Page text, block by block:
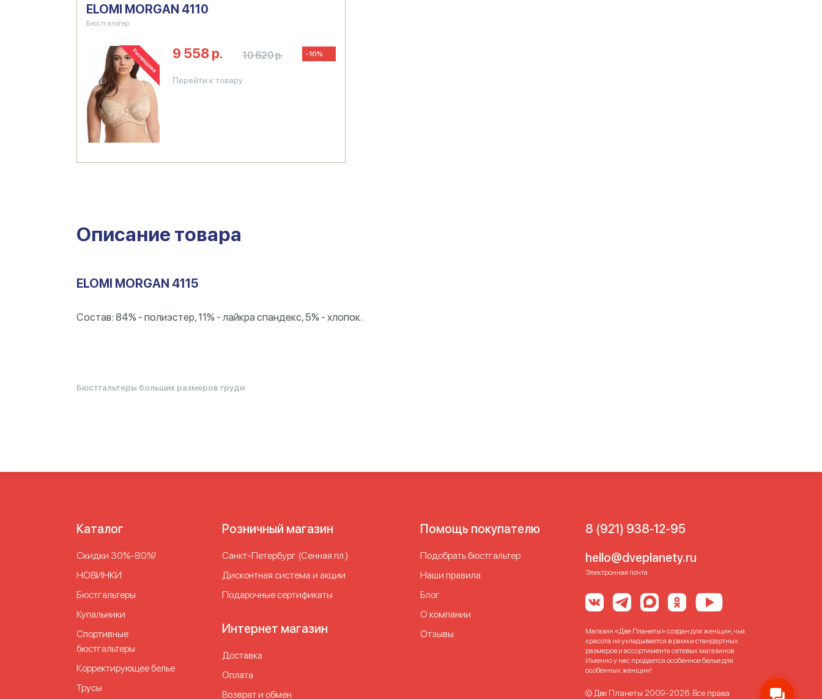
ELOMI MORGAN 4110
Бюстгальтер
9 558 р. 10 620 р. -10%
Перейти к товару
Описание товара
ELOMI MORGAN 4115
Состав: 84% - полиэстер, 11% - лайкра спандекс, 5% - хлопок.
Бюстгальтеры больших размеров груди
Каталог
Скидки 30%-80%!
НОВИНКИ
Бюстгальтеры
Купальники
Спортивные
бюстгальтеры
Корректирующее белье
Трусы
Розничный магазин
Cанкт-Петербург (Сенная пл.)
Дисконтная система и акции
Подарочные сертификаты
Интернет магазин
Доставка
Оплата
Возврат и обмен
Помощь покупателю
Подобрать бюстгальтер
Наши правила
Блог
О компании
Отзывы
8 (921) 938-12-95
hello@dveplanety.ru
Электронная почта
Магазин «Две Планеты» создан для женщин, чья
красота не укладывается в рамки стандартных
размеров и ассортимента сетевых магазинов.
Именно у нас продается особенное белье для
особенных женщин!
© Две Планеты 2009-2026. Все права